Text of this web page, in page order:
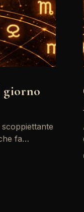
giorno
fa
postare un